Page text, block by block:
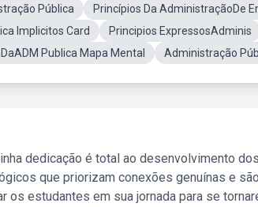
Pública
Princípios Da AdministraçãoDe
Implicitos Card
Principios ExpressosAdminis
Publica Mapa Mental
Administração
dedicação é total ao desenvolvimento
que priorizam conexões genuínas e
os estudantes em sua jornada para se